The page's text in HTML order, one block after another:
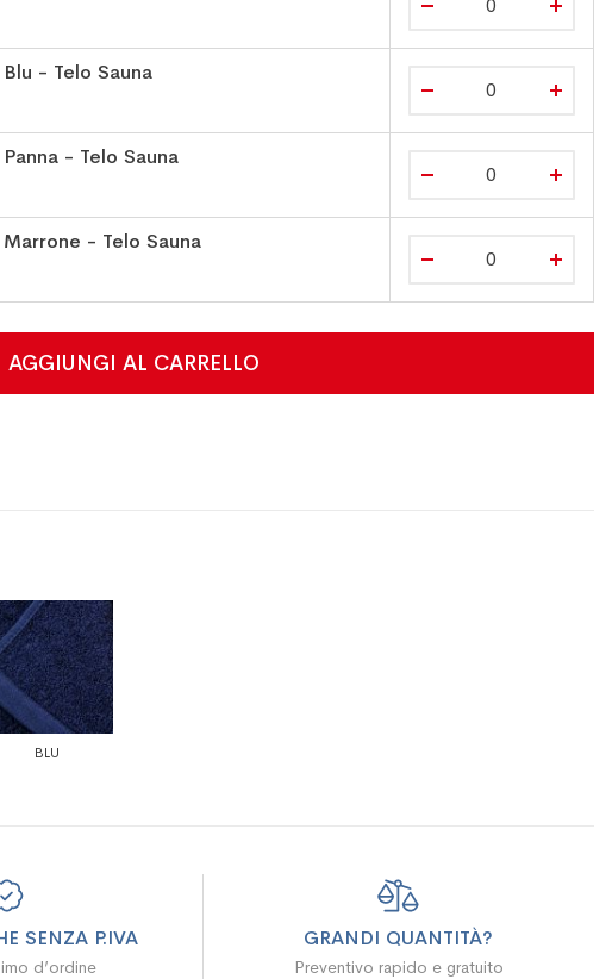
- Telo Sauna
- Telo Sauna
- Telo Sauna
AGGIUNGI AL CARRELLO
BLU
SENZA P.IVA
d’ordine
GRANDI QUANTITÀ?
Preventivo rapido e gratuito